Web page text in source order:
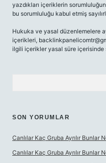
yazdıkları içeriklerin
bu sorumluluğu kabul etmiş
Hukuka ve yasal düzenlemelere
içerikleri,
ilgili içerikler yasal süre içerisinde
SON YORUMLAR
Canlılar Kaç Gruba Ayrılır Bunlar
Canlılar Kaç Gruba Ayrılır Bunlar